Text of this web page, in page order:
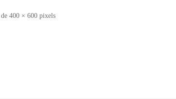
de400 × 600 pixels